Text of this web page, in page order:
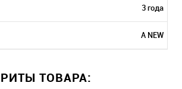
3 года
A NEW
ТОВАРА: